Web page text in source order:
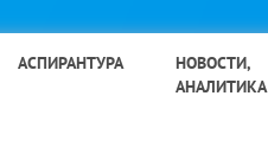
АСПИРАНТУРА
НОВОСТИ,
АНАЛИТИКА